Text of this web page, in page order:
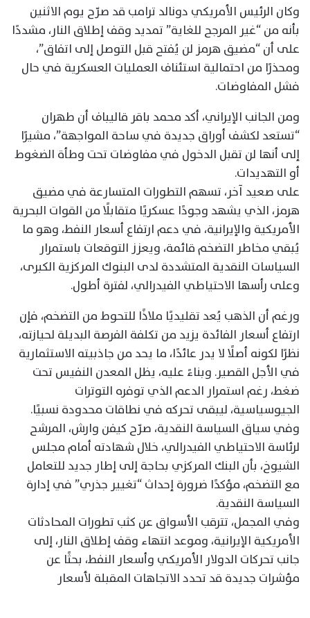
وكان الرئيس الأمريكي دونالد ترامب قد صرّح يوم الاثنين
بأنه من “غير المرجح للغاية” تمديد وقف إطلاق النار، مشددًا
على أن “مضيق هرمز لن يُفتح قبل التوصل إلى اتفاق”،
ومحذرًا من احتمالية استئناف العمليات العسكرية في حال
فشل المفاوضات.
ومن الجانب الإيراني، أكد محمد باقر قاليباف أن طهران
“تستعد لكشف أوراق جديدة في ساحة المواجهة”، مشيرًا
إلى أنها لن تقبل الدخول في مفاوضات تحت وطأة الضغوط
أو التهديدات.
على صعيد آخر، تسهم التطورات المتسارعة في مضيق
هرمز، الذي يشهد وجودًا عسكريًا متقابلًا من القوات البحرية
الأمريكية والإيرانية، في دعم ارتفاع أسعار النفط، وهو ما
يُبقي مخاطر التضخم قائمة، ويعزز التوقعات باستمرار
السياسات النقدية المتشددة لدى البنوك المركزية الكبرى،
وعلى رأسها الاحتياطي الفيدرالي، لفترة أطول.
ورغم أن الذهب يُعد تقليديًا ملاذًا للتحوط من التضخم، فإن
ارتفاع أسعار الفائدة يزيد من تكلفة الفرصة البديلة لحيازته،
نظرًا لكونه أصلًا لا يدر عائدًا، ما يحد من جاذبيته الاستثمارية
في الأجل القصير. وبناءً عليه، يظل المعدن النفيس تحت
ضغط، رغم استمرار الدعم الذي توفره التوترات
الجيوسياسية، ليبقى تحركه في نطاقات محدودة نسبيًا.
وفي سياق السياسة النقدية، صرّح كيفن وارش، المرشح
لرئاسة الاحتياطي الفيدرالي، خلال شهادته أمام مجلس
الشيوخ، بأن البنك المركزي بحاجة إلى إطار جديد للتعامل
مع التضخم، مؤكدًا ضرورة إحداث “تغيير جذري” في إدارة
السياسة النقدية.
وفي المجمل، تترقب الأسواق عن كثب تطورات المحادثات
الأمريكية الإيرانية، وموعد انتهاء وقف إطلاق النار، إلى
جانب تحركات الدولار الأمريكي وأسعار النفط، بحثًا عن
مؤشرات جديدة قد تحدد الاتجاهات المقبلة لأسعار